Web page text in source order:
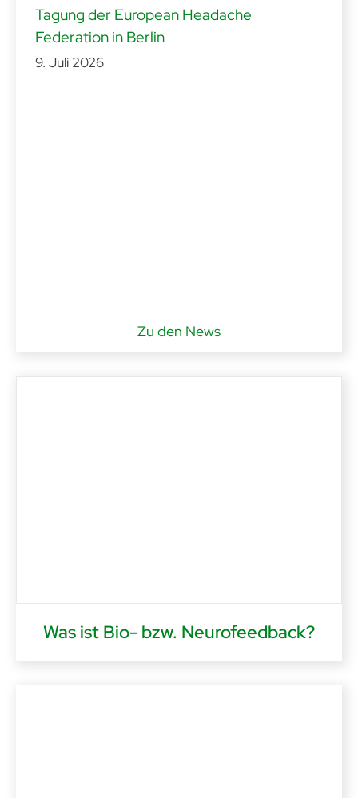
Tagung der European Headache
Federation in Berlin
9. Juli 2026
Zu den News
Was ist Bio- bzw. Neurofeedback?